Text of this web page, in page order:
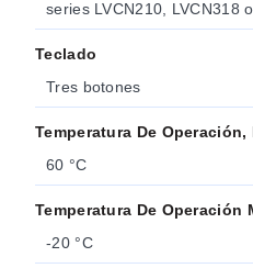
series LVCN210, LVCN318
Teclado
Tres botones
Temperatura De Operación,
60 °C
Temperatura De Operación
-20 °C